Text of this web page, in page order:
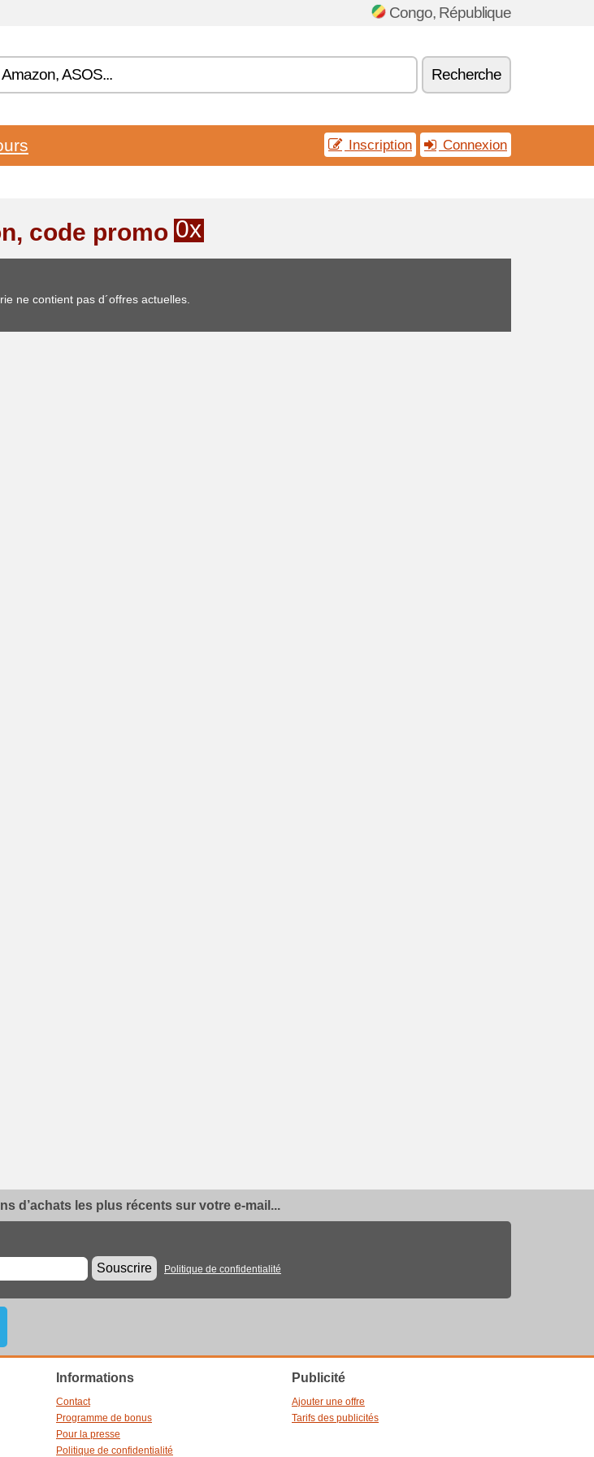
Congo, République
Recherche
Inscription Connexion
code promo 0x
ne contient pas d´offres actuelles.
d’achats les plus récents sur votre e-mail...
Souscrire
Politique de confidentialité
Informations
Contact
Programme de bonus
Pour la presse
Politique de confidentialité
Publicité
Ajouter une offre
Tarifs des publicités